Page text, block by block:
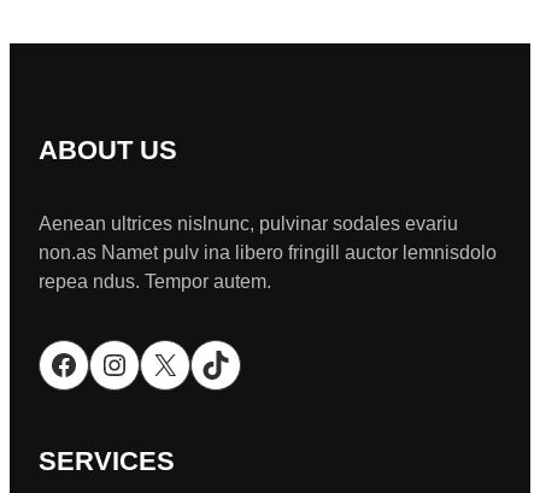
ABOUT US
Aenean ultrices nislnunc, pulvinar sodales evariu
non.as Namet pulv ina libero fringill auctor lemnisdolo
repea ndus. Tempor autem.
Facebook Instagram X TikTok
SERVICES